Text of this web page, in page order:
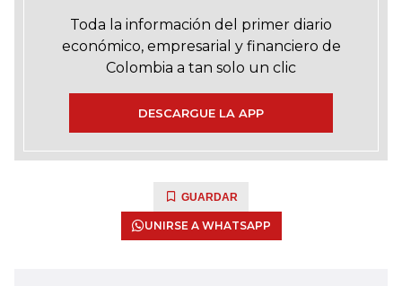
Toda la información del primer diario
económico, empresarial y financiero de
Colombia a tan solo un clic
DESCARGUE LA APP
GUARDAR
UNIRSE A WHATSAPP